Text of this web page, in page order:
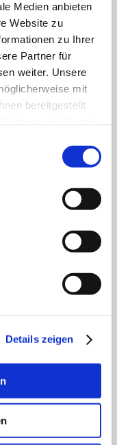
Medien anbieten
Website zu
zu Ihrer
Partner für
weiter. Unsere
mit
bereitgestellt
Details zeigen